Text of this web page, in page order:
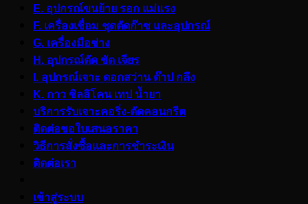
E. อุปกรณ์ขนย้าย รอก แม่แรง
F. เครื่องเชื่อม ชุดตัดก๊าซ และอุปกรณ์
G. เครื่องมือช่าง
H. อุปกรณ์ตัด ขัด เจียร
I. อุปกรณ์เจาะ ดอกสว่าน ต๊าป กลึง
K. กาว ซิลลิโคน เทป น้ำยา
บริการรับเจาะคอริ่ง-ตัดคอนกรีต
ติดต่อขอใบเสนอราคา
วิธีการสั่งซื้อและการชำระเงิน
ติดต่อเรา
เข้าสู่ระบบ